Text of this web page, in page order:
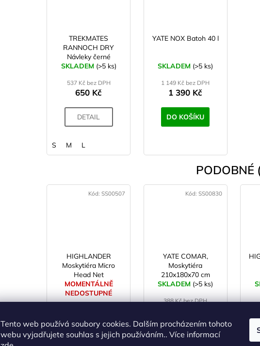
Tento web používá soubory cookies. Dalším procházením tohoto
webu vyjadřujete souhlas s jejich používáním.. Více informací
TREKMATES
RANNOCH DRY
Návleky černé
SKLADEM (>5 ks)
537 Kč bez DPH
650 Kč
DETAIL
S M L
YATE NOX Batoh 40 l
SKLADEM (>5 ks)
1 149 Kč bez DPH
1 390 Kč
DO KOŠÍKU
PODOBNÉ
HIGHLANDER
Moskytiéra Micro
Head Net
MOMENTÁLNĚ
NEDOSTUPNÉ
180 Kč
Kód:SS00507
YATE COMAR,
Moskytiéra
210x180x70 cm
SKLADEM (>5 ks)
388 Kč bez DPH
DO KOŠÍKU
Kód: SS00830